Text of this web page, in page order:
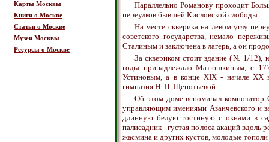
Карты Москвы
Книги о Москве
Статьи о Москве
Музеи Москвы
Ресурсы о Москве
Параллельно Романову проходит
переулков бывшей Кисловской слободы.
На месте скверика на левом углу
советского государства, немало
Сталиным и заключена в лагерь, а он
За сквериком стоит здание (№ 1/12),
годы принадлежало Матюшкиным, с
Устиновым, а в конце XIX - начале XX
гимназия Н. П. Щепотьевой.
Об этом доме вспоминал
управляющим имениями Азанчевского и
длинную белую гостиную с окнами в
палисадник - густая полоса акаций
жасмина и других кустов, молодые